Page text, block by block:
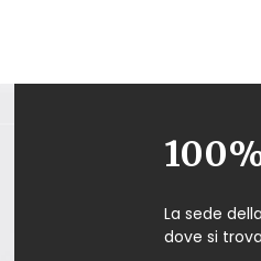
La sede
dove si